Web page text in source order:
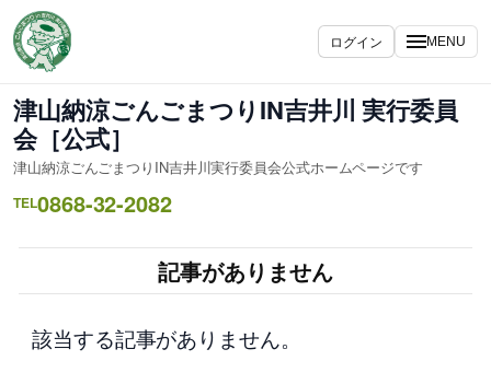
容
を
ス
キ
ッ
プ
ログイン MENU
津山納涼ごんごまつりIN吉井川 実行委員
会［公式］
津山納涼ごんごまつりIN吉井川実行委員会公式ホームページです
TEL0868-32-2082
記事がありません
該当する記事がありません。